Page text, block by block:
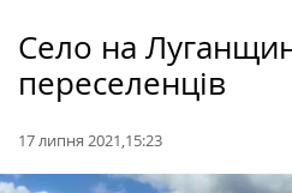
Село на
переселенців
17 липня 2021,15:23